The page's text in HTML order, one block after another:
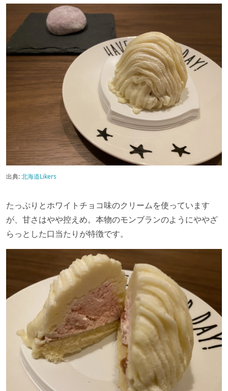
出典:北海道Likers
たっぷりとホワイトチョコ味のクリームを使っています
が、甘さはやや控えめ。本物のモンブランのようにややざ
らっとした口当たりが特徴です。